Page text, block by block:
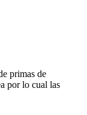
primas de
por lo cual las